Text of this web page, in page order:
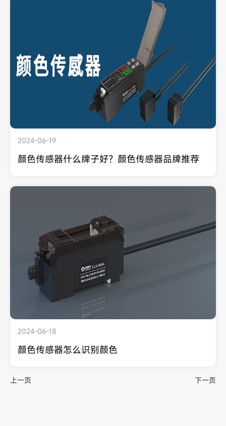
2024-06-19
颜色传感器什么牌子好？颜色传感器品牌推荐
2024-06-18
颜色传感器怎么识别颜色
上一页 下一页